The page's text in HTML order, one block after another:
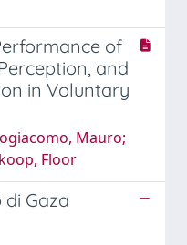
of
and
in Voluntary
Mauro;
Floor
Gaza